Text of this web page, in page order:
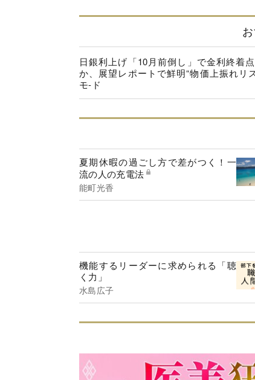
日銀利上げ「10月前倒し」で金利終着
か、展望レポートで鮮明“物価上振れリ
モ-ド
夏期休暇の過ごし方で差がつく！一
流の人の充電法
能町光香
機能するリーダーに求められる「聴
く力」
水島広子